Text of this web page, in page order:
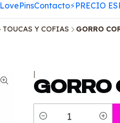
LovePinsContacto⚡️PRECIO
TOUCAS Y COFIAS GORRO
|
GORRO